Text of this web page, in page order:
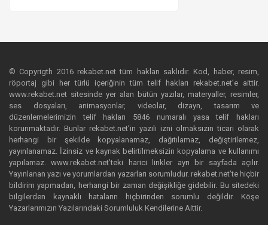
© Copyrigth 2016 rekabet.net tüm hakları saklıdır. Kod, haber, resim,
röportaj gibi her türlü içeriğinin tüm telif hakları rekabet.net’e aittir.
www.rekabet.net sitesinde yer alan bütün yazılar, materyaller, resimler,
ses dosyaları, animasyonlar, videolar, dizayn, tasarım ve
düzenlemelerimizin telif hakları 5846 numaralı yasa telif hakları
korunmaktadır. Bunlar rekabet.net’in yazılı izni olmaksızın ticari olarak
herhangi bir şekilde kopyalanamaz, dağıtılamaz, değiştirilemez,
yayınlanamaz. İzinsiz ve kaynak belirtilmeksizin kopyalama ve kullanımı
yapılamaz. www.rekabet.net’teki harici linkler ayrı bir sayfada açılır.
Yayınlanan yazı ve yorumlardan yazarları sorumludur. rekabet.net’te hiçbir
bildirim yapmadan, herhangi bir zaman değişikliğe gidebilir. Bu sitedeki
bilgilerden kaynaklı hataların hiçbirinden sorumlu değildir. Köşe
Yazarlarımızın Yazılarındaki Sorumluluk Kendilerine Aittir.